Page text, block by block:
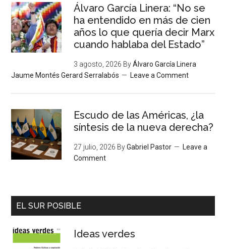
Álvaro García Linera: “No se
ha entendido en más de cien
años lo que quería decir Marx
cuando hablaba del Estado”
3 agosto, 2026 ByÁlvaro García Linera
Jaume Montés Gerard Serralabós
Leave a Comment
Escudo de las Américas, ¿la
síntesis de la nueva derecha?
27 julio, 2026 ByGabriel Pastor
Leave a
Comment
EL SUR POSIBLE
Ideas verdes